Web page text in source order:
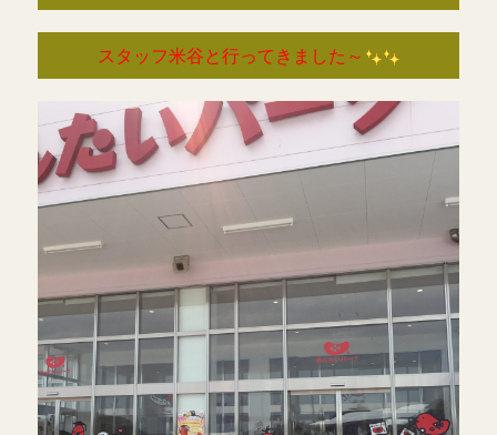
スタッフ米谷と行ってきました～